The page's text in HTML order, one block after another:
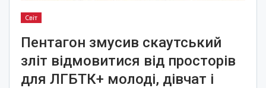
Світ
Пентагон змусив скаутський
зліт відмовитися від просторів
для ЛГБТК+ молоді, дівчат і